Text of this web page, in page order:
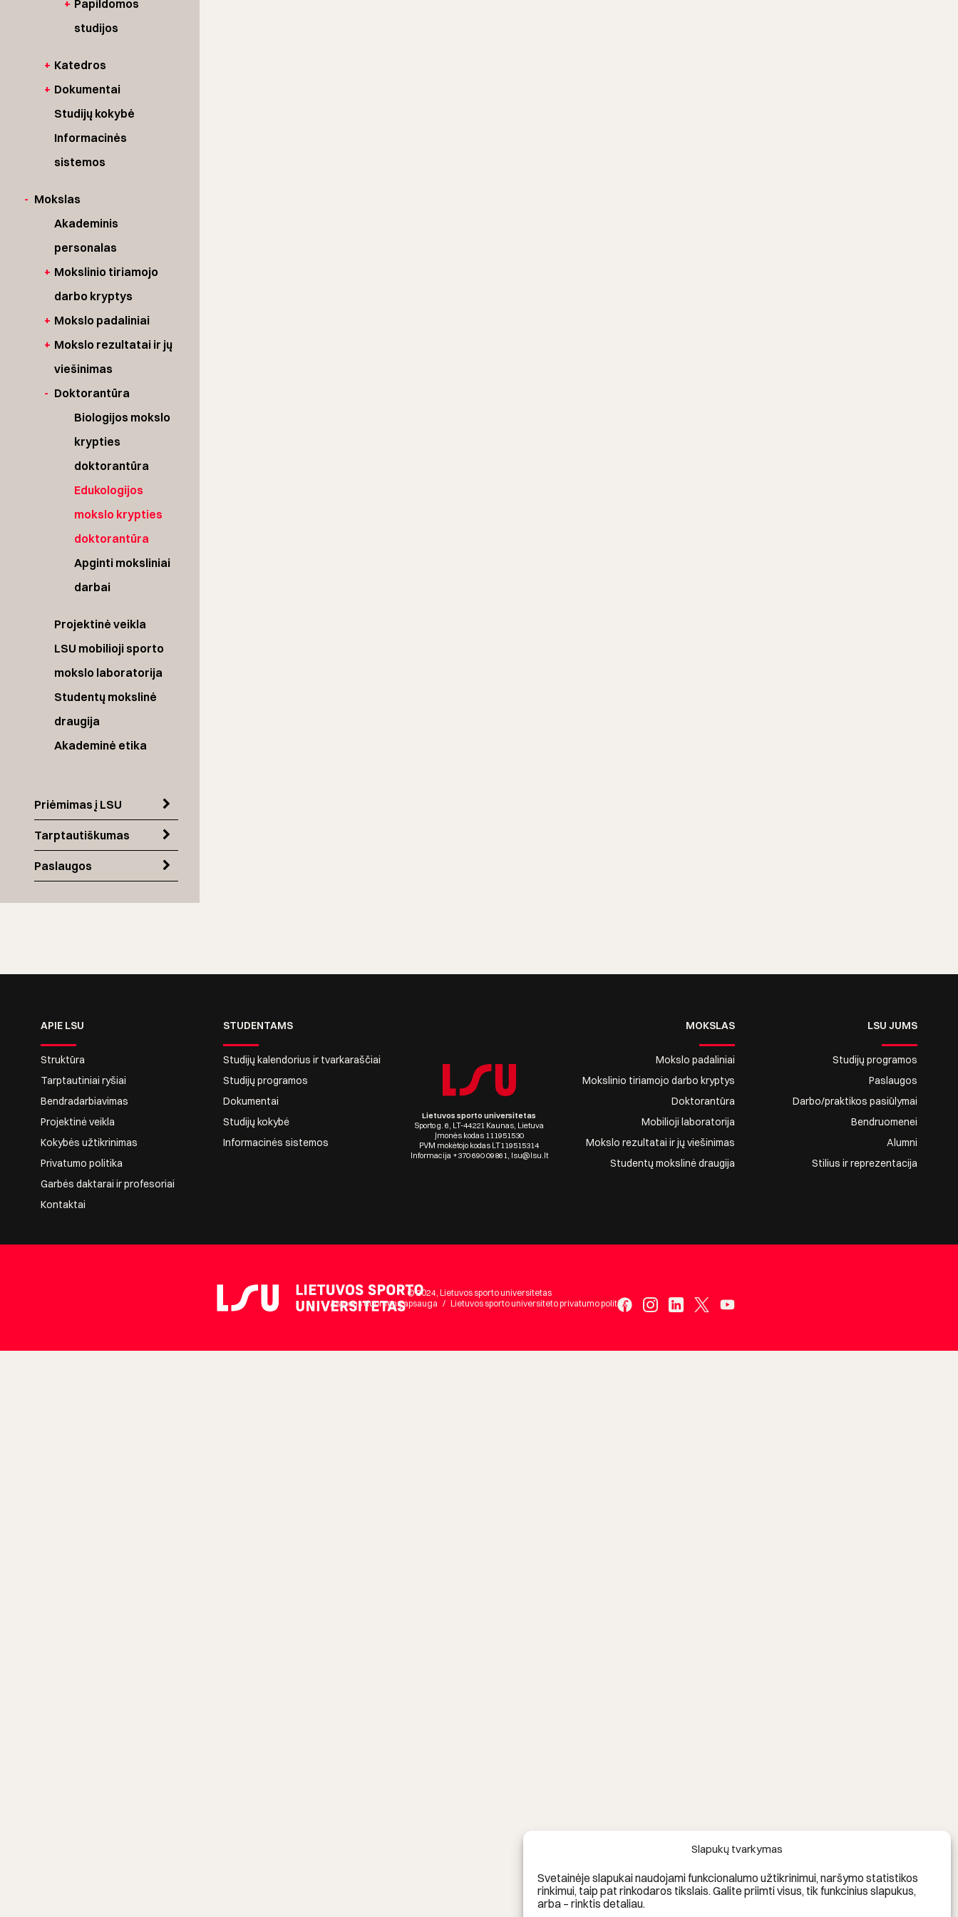
Slapukų tvarkymas
Svetainėje slapukai naudojami funkcionalumo užtikrinimui, naršymo statistikos
rinkimui, taip pat rinkodaros tikslais. Galite priimti visus, tik funkcinius slapukus,
arba – rinktis detaliau.
+ Papildomos
studijos
+ Katedros
+ Dokumentai
Studijų kokybė
Informacinės
sistemos
- Mokslas
Akademinis
personalas
+ Mokslinio tiriamojo
darbo kryptys
+ Mokslo padaliniai
+ Mokslo rezultatai ir jų
viešinimas
- Doktorantūra
Biologijos mokslo
krypties
doktorantūra
Edukologijos
mokslo krypties
doktorantūra
Apginti moksliniai
darbai
Projektinė veikla
LSU mobilioji sporto
mokslo laboratorija
Studentų mokslinė
draugija
Akademinė etika
Priėmimas į LSU
Tarptautiškumas
Paslaugos
APIE LSU
Struktūra
Tarptautiniai ryšiai
Bendradarbiavimas
Projektinė veikla
Kokybės užtikrinimas
Privatumo politika
Garbės daktarai ir profesoriai
Kontaktai
STUDENTAMS
Studijų kalendorius ir tvarkaraščiai
Studijų programos
Dokumentai
Studijų kokybė
Informacinės sistemos
MOKSLAS
Mokslo padaliniai
Mokslinio tiriamojo darbo kryptys
Doktorantūra
Mobilioji laboratorija
Mokslo rezultatai ir jų viešinimas
Studentų mokslinė draugija
LSU JUMS
Studijų programos
Paslaugos
Darbo/praktikos pasiūlymai
Bendruomenei
Alumni
Stilius ir reprezentacija
Lietuvos sporto universitetas
Sporto g. 6, LT-44221 Kaunas, Lietuva
Įmonės kodas 111951530
PVM mokėtojo kodas LT119515314
Informacija +370 690 09861, lsu@lsu.lt
© 2024, Lietuvos sporto universitetas
Asmens duomenų apsauga / Lietuvos sporto universiteto privatumo politika